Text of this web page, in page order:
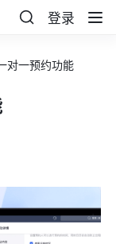
登录
对一预约功能